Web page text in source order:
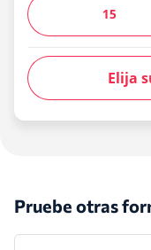
15
Elija
Pruebe otras